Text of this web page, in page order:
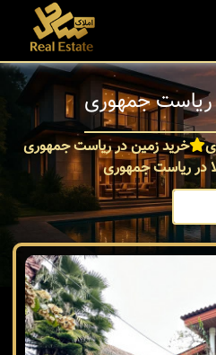
ریاست جمهوری
خرید زمین در ریاست جمهوری
در ریاست جمهوری